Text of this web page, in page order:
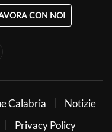
CON NOI
Calabria
Notizie
Privacy Policy